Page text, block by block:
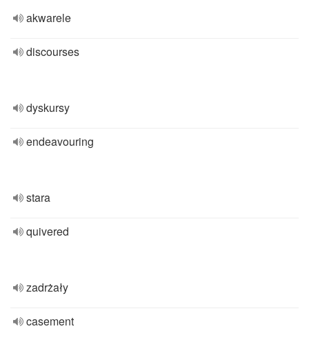
akwarele
discourses
dyskursy
endeavouring
stara
quivered
zadrżały
casement